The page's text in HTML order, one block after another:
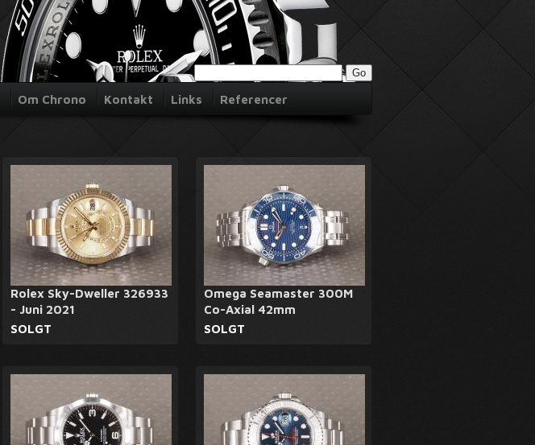
Om Chrono Kontakt Links Referencer
Rolex Sky-Dweller 326933
- Juni 2021
SOLGT
Omega Seamaster 300M
Co-Axial 42mm
SOLGT